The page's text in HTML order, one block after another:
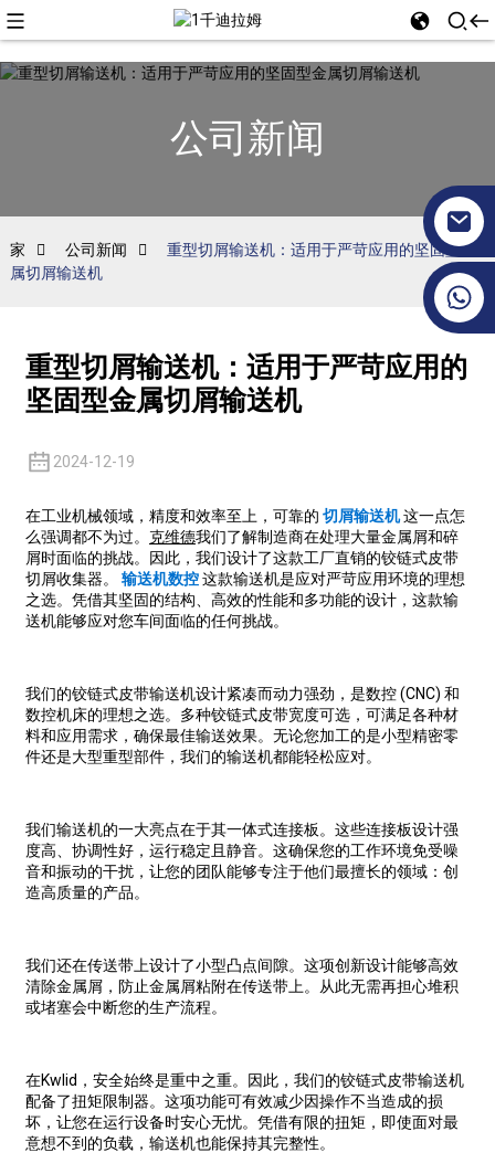
公司新闻
家 公司新闻
重型切屑输送机：适用于严苛应用的坚固型金
属切屑输送机
重型切屑输送机：适用于严苛应用的
坚固型金属切屑输送机
2024-12-19
在工业机械领域，精度和效率至上，可靠的 切屑输送机这一点怎
么强调都不为过。 克维德我们了解制造商在处理大量金属屑和碎
屑时面临的挑战。因此，我们设计了这款工厂直销的铰链式皮带
切屑收集器。 输送机数控这款输送机是应对严苛应用环境的理想
之选。凭借其坚固的结构、高效的性能和多功能的设计，这款输
送机能够应对您车间面临的任何挑战。
我们的铰链式皮带输送机设计紧凑而动力强劲，是数控 (CNC) 和
数控机床的理想之选。多种铰链式皮带宽度可选，可满足各种材
料和应用需求，确保最佳输送效果。无论您加工的是小型精密零
件还是大型重型部件，我们的输送机都能轻松应对。
我们输送机的一大亮点在于其一体式连接板。这些连接板设计强
度高、协调性好，运行稳定且静音。这确保您的工作环境免受噪
音和振动的干扰，让您的团队能够专注于他们最擅长的领域：创
造高质量的产品。
我们还在传送带上设计了小型凸点间隙。这项创新设计能够高效
清除金属屑，防止金属屑粘附在传送带上。从此无需再担心堆积
或堵塞会中断您的生产流程。
在Kwlid，安全始终是重中之重。因此，我们的铰链式皮带输送机
配备了扭矩限制器。这项功能可有效减少因操作不当造成的损
坏，让您在运行设备时安心无忧。凭借有限的扭矩，即使面对最
意想不到的负载，输送机也能保持其完整性。